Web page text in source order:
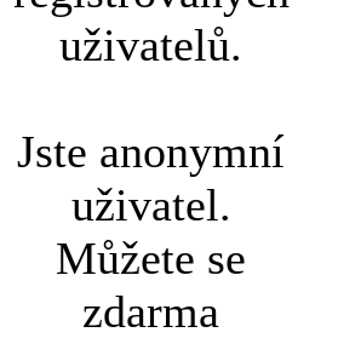
uživatelů.
Jste anonymní
uživatel.
Můžete se
zdarma